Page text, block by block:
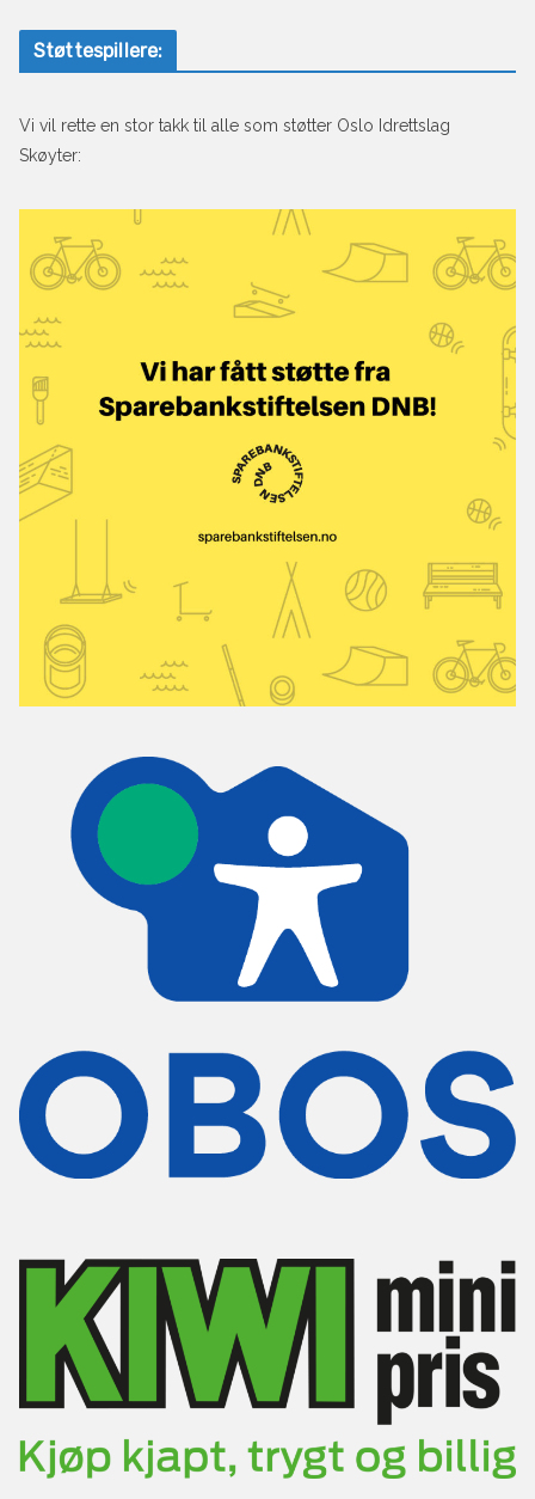
Støttespillere:
Vi vil rette en stor takk til alle som støtter Oslo Idrettslag
Skøyter: